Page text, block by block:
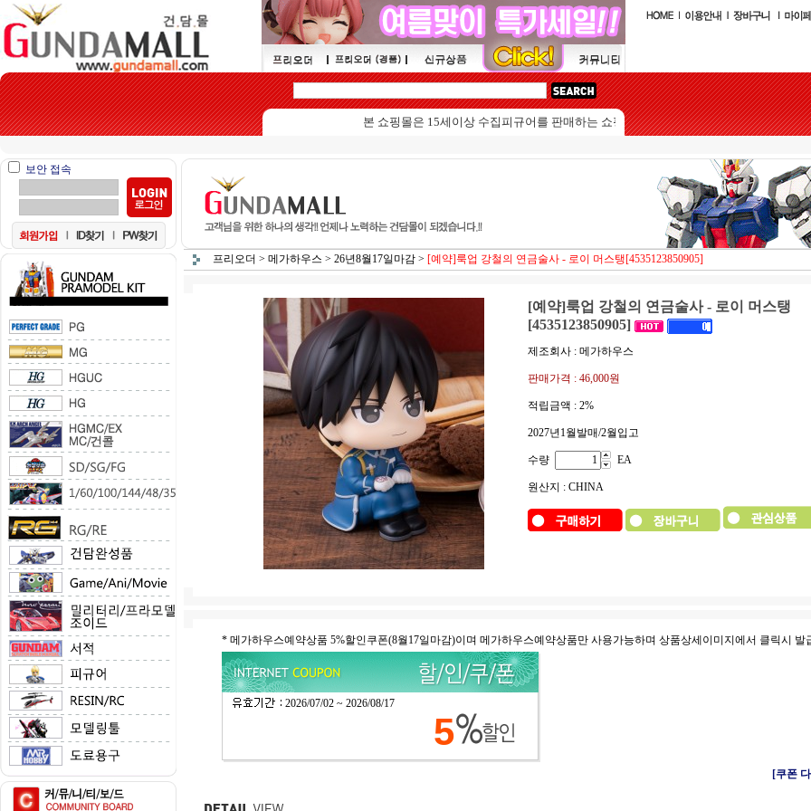
본 쇼핑몰은 15세이상 수집피규어를 판매하는 쇼핑몰입니다.
보안 접속
프리오더 > 메가하우스 > 26년8월17일마감 > [예약]룩업 강철의 연금술사 - 로이 머스탱[4535123850905]
[예약]룩업 강철의 연금술사 - 로이 머스탱
[4535123850905]
제조회사 : 메가하우스
판매가격 : 46,000원
적립금액 : 2%
2027년1월발매/2월입고
수량 EA
원산지 : CHINA
* 메가하우스예약상품 5%할인쿠폰(8월17일마감)이며 메가하우스예약상품만 사용가능하며 상품상세이미지에서 클릭시 발
2026/07/02 ~ 2026/08/17
5
[쿠폰